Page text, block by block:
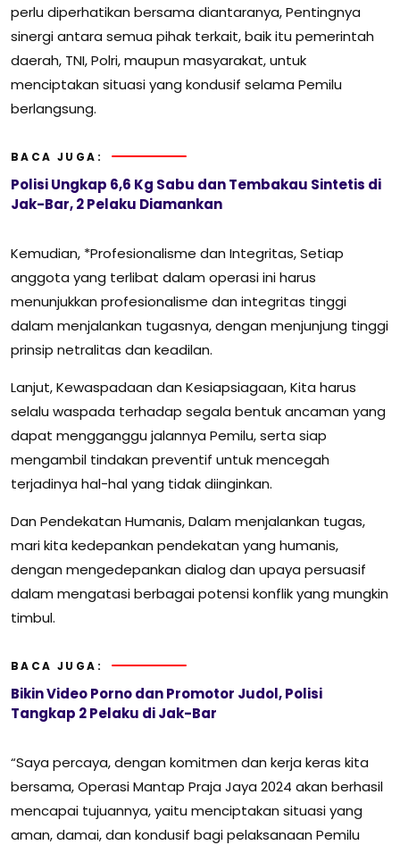
perlu diperhatikan bersama diantaranya, Pentingnya
sinergi antara semua pihak terkait, baik itu pemerintah
daerah, TNI, Polri, maupun masyarakat, untuk
menciptakan situasi yang kondusif selama Pemilu
berlangsung.
BACA JUGA:
Polisi Ungkap 6,6 Kg Sabu dan Tembakau Sintetis di
Jak-Bar, 2 Pelaku Diamankan
Kemudian, *Profesionalisme dan Integritas, Setiap
anggota yang terlibat dalam operasi ini harus
menunjukkan profesionalisme dan integritas tinggi
dalam menjalankan tugasnya, dengan menjunjung tinggi
prinsip netralitas dan keadilan.
Lanjut, Kewaspadaan dan Kesiapsiagaan, Kita harus
selalu waspada terhadap segala bentuk ancaman yang
dapat mengganggu jalannya Pemilu, serta siap
mengambil tindakan preventif untuk mencegah
terjadinya hal-hal yang tidak diinginkan.
Dan Pendekatan Humanis, Dalam menjalankan tugas,
mari kita kedepankan pendekatan yang humanis,
dengan mengedepankan dialog dan upaya persuasif
dalam mengatasi berbagai potensi konflik yang mungkin
timbul.
BACA JUGA:
Bikin Video Porno dan Promotor Judol, Polisi
Tangkap 2 Pelaku di Jak-Bar
“Saya percaya, dengan komitmen dan kerja keras kita
bersama, Operasi Mantap Praja Jaya 2024 akan berhasil
mencapai tujuannya, yaitu menciptakan situasi yang
aman, damai, dan kondusif bagi pelaksanaan Pemilu